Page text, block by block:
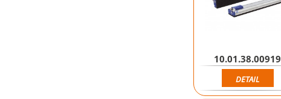
10.01.38.00919
DETAIL